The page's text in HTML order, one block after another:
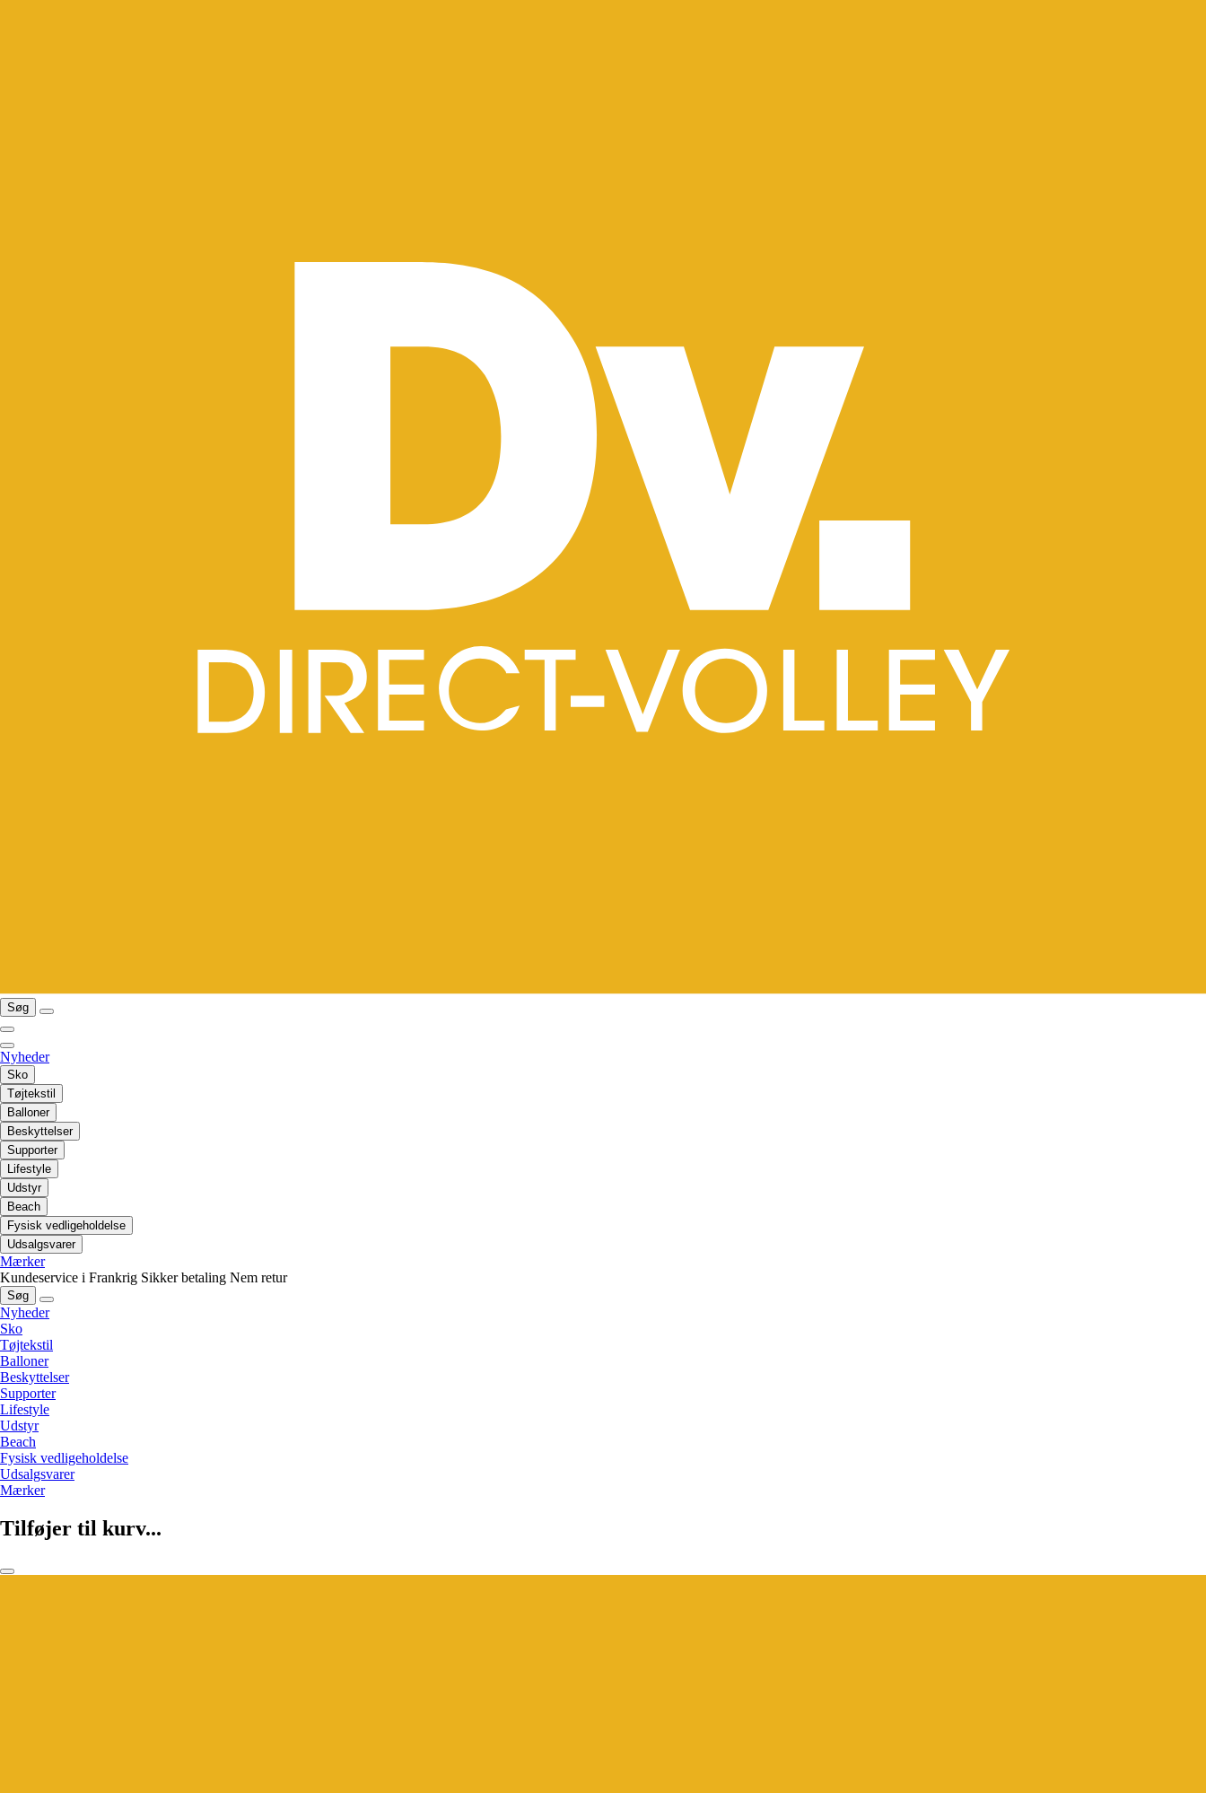
Søg
Nyheder
Sko
Tøjtekstil
Balloner
Beskyttelser
Supporter
Lifestyle
Udstyr
Beach
Fysisk vedligeholdelse
Udsalgsvarer
Mærker
Kundeservice i Frankrig Sikker betaling Nem retur
Søg
Nyheder
Sko
Tøjtekstil
Balloner
Beskyttelser
Supporter
Lifestyle
Udstyr
Beach
Fysisk vedligeholdelse
Udsalgsvarer
Mærker
Tilføjer til kurv...